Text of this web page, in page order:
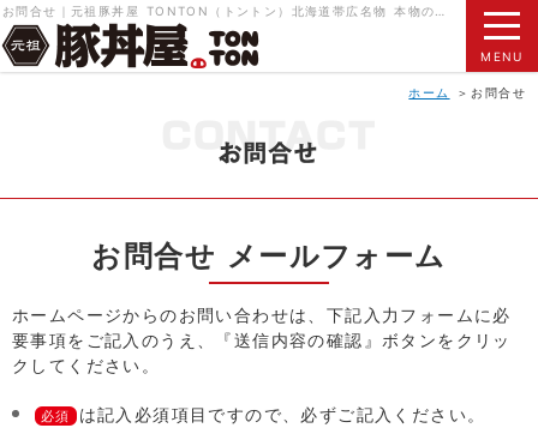
MENU
ホーム お問合せ
お問合せ メールフォーム
ホームページからのお問い合わせは、下記入力フォームに必
要事項をご記入のうえ、『送信内容の確認』ボタンをクリッ
クしてください。
必須
は記入必須項目ですので、必ずご記入ください。